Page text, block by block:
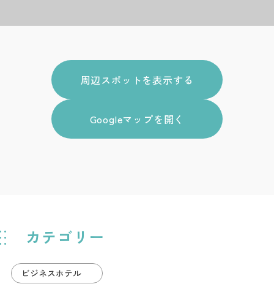
カテゴリー
ビジネスホテル
周辺スポットを表示する
Googleマップを開く